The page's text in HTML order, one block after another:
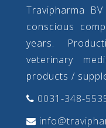
Travipharma
conscious
years.
veterinary
products /
0031-348-